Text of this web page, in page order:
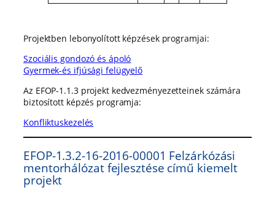
Projektben lebonyolított képzések programjai:
Szociális gondozó és ápoló
Gyermek-és ifjúsági felügyelő
Az EFOP-1.1.3 projekt kedvezményezetteinek számára
biztosított képzés programja:
Konfliktuskezelés
EFOP-1.3.2-16-2016-00001 Felzárkózási
mentorhálózat fejlesztése című kiemelt
projekt